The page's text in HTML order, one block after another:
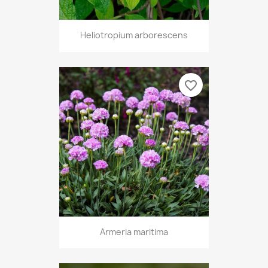
Heliotropium arborescens
Armeria maritima
favorite_border